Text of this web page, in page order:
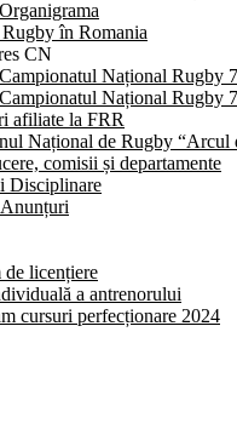
Organigrama
în Romania
CN
Campionatul Național Rugby
Campionatul Național Rugby
afiliate la FRR
Național de Rugby “Arcul
comisii și departamente
Disciplinare
de licențiere
a antrenorului
cursuri perfecționare 2024